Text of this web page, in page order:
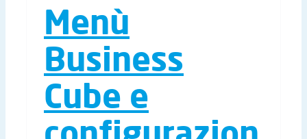
Menù
Business
Cube e